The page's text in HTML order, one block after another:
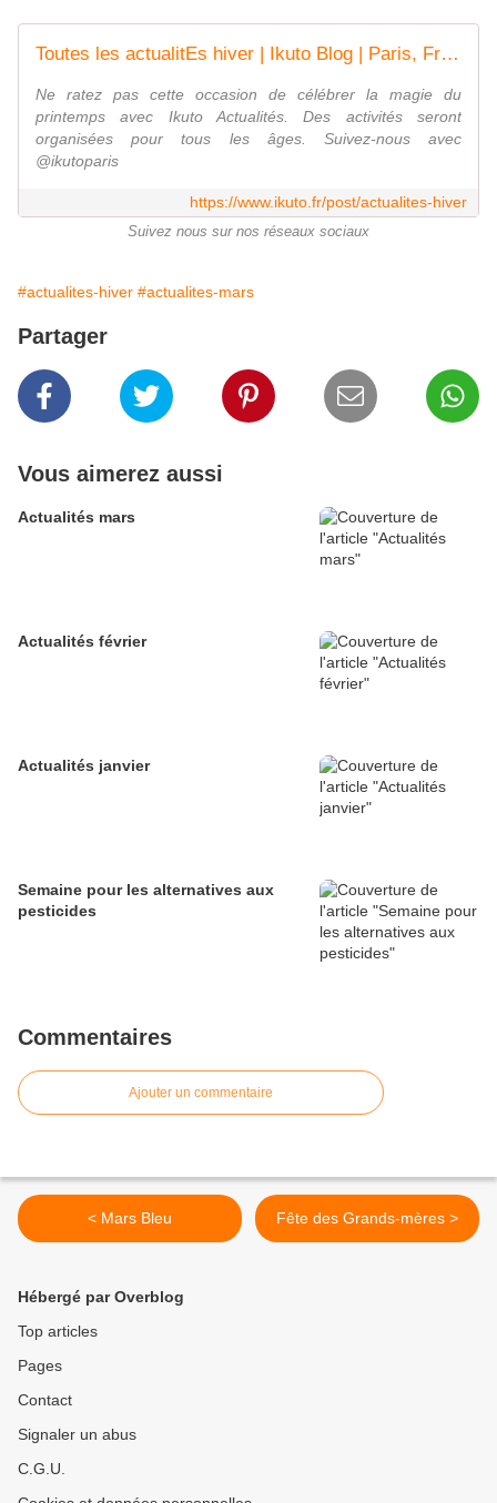
Toutes les actualitEs hiver | Ikuto Blog | Paris, France
Ne ratez pas cette occasion de célébrer la magie du
printemps avec Ikuto Actualités. Des activités seront
organisées pour tous les âges. Suivez-nous avec
@ikutoparis
https://www.ikuto.fr/post/actualites-hiver
Suivez nous sur nos réseaux sociaux
#actualites-hiver #actualites-mars
Partager
Vous aimerez aussi
Actualités mars
Actualités février
Actualités janvier
Semaine pour les alternatives aux
pesticides
Commentaires
Ajouter un commentaire
< Mars Bleu Fête des Grands-mères >
Hébergé par Overblog
Top articles
Pages
Contact
Signaler un abus
C.G.U.